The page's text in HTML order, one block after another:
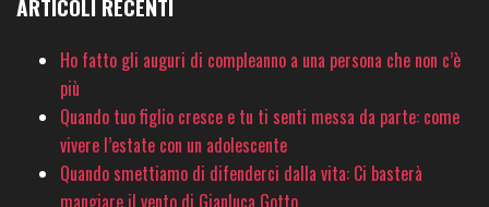
ARTICOLI RECENTI
Ho fatto gli auguri di compleanno a una persona che non c’è
più
Quando tuo figlio cresce e tu ti senti messa da parte: come
vivere l’estate con un adolescente
Quando smettiamo di difenderci dalla vita: Ci basterà
mangiare il vento di Gianluca Gotto